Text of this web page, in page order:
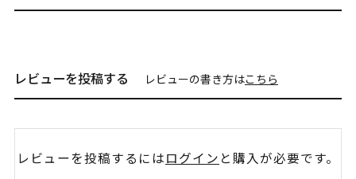
レビューを投稿する レビューの書き方はこちら
レビューを投稿するにはログイン と購入が必要です。